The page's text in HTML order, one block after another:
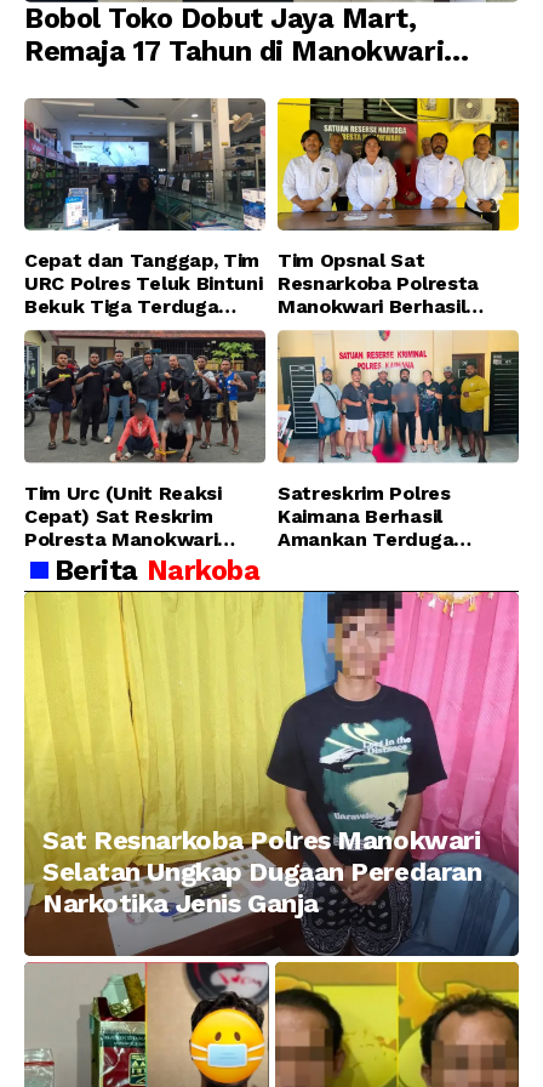
Bobol Toko Dobut Jaya Mart,
Remaja 17 Tahun di Manokwari
Jatanras Polda Papua Barat
Cepat dan Tanggap, Tim
URC Polres Teluk Bintuni
Bekuk Tiga Terduga
Pelaku Pencurian di SMA
Sanawesen
Tim Opsnal Sat
Resnarkoba Polresta
Manokwari Berhasil
Ungkap Kasus Tindak
Pidana Narkotika
Golongan I Jenis Shabu
di SP 4 Distrik Prafi kab.
Manokwari
Tim Urc (Unit Reaksi
Cepat) Sat Reskrim
Polresta Manokwari
Berhasil Tangkap 2
Pelaku Pengeroyokan di
Taman Ria kab.
Manokwari
Satreskrim Polres
Kaimana Berhasil
Amankan Terduga
Tajam
Berita Narkoba
Sat Resnarkoba Polres Manokwari
Selatan Ungkap Dugaan Peredaran
Narkotika Jenis Ganja